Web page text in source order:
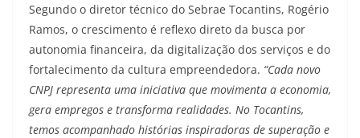
Segundo o diretor técnico do Sebrae Tocantins, Rogério
Ramos, o crescimento é reflexo direto da busca por
autonomia financeira, da digitalização dos serviços e do
fortalecimento da cultura empreendedora. “Cada novo
CNPJ representa uma iniciativa que movimenta a economia,
gera empregos e transforma realidades. No Tocantins,
temos acompanhado histórias inspiradoras de superação e